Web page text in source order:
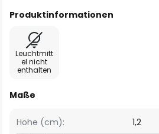
Produktinformationen
Leuchtmitt
el nicht
enthalten
Maße
Höhe (cm): 1,2